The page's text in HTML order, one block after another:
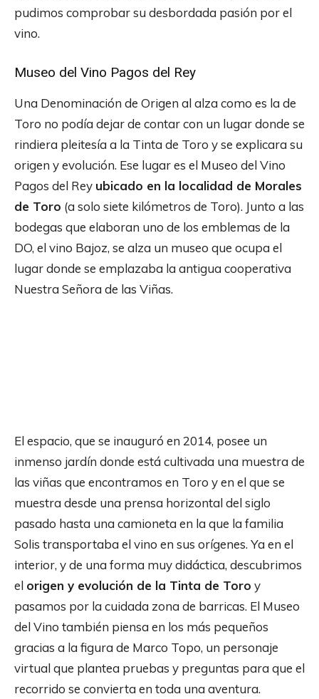
pudimos comprobar su desbordada pasión por el
vino.
Museo del Vino Pagos del Rey
Una Denominación de Origen al alza como es la de
Toro no podía dejar de contar con un lugar donde se
rindiera pleitesía a la Tinta de Toro y se explicara su
origen y evolución. Ese lugar es el Museo del Vino
Pagos del Rey ubicado en la localidad de Morales
de Toro (a solo siete kilómetros de Toro). Junto a las
bodegas que elaboran uno de los emblemas de la
DO, el vino Bajoz, se alza un museo que ocupa el
lugar donde se emplazaba la antigua cooperativa
Nuestra Señora de las Viñas.
El espacio, que se inauguró en 2014, posee un
inmenso jardín donde está cultivada una muestra de
las viñas que encontramos en Toro y en el que se
muestra desde una prensa horizontal del siglo
pasado hasta una camioneta en la que la familia
Solis transportaba el vino en sus orígenes. Ya en el
interior, y de una forma muy didáctica, descubrimos
el origen y evolución de la Tinta de Toro y
pasamos por la cuidada zona de barricas. El Museo
del Vino también piensa en los más pequeños
gracias a la figura de Marco Topo, un personaje
virtual que plantea pruebas y preguntas para que el
recorrido se convierta en toda una aventura.